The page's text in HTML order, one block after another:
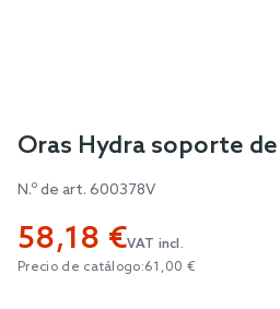
Skip
the
beginning
of
the
Oras Hydra soporte
N.º de art. 600378V
58,18 €VAT incl.
Precio de catálogo:61,00 €